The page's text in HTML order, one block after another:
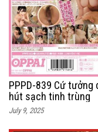
PPPD-839 Cứ tưởng
hút sạch tinh trùng
July 9, 2025